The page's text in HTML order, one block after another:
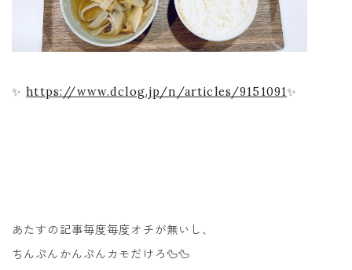
✨https://www.dclog.jp/n/articles/9151091✨
あたすの記事毎度毎度オチが無いし、
ちんぷんかんぷんカモだけろ🦆🦆